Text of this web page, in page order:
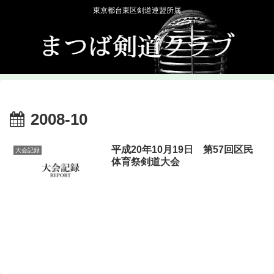
東京都台東区剣道連盟所属
2008-10
大会記録
平成20年10月19日 第57回区民
体育祭剣道大会